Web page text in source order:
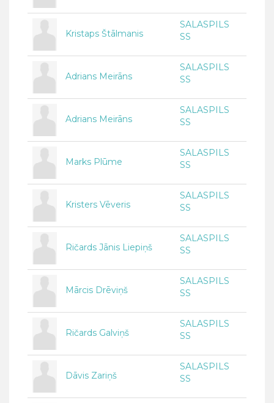
Kristaps Štālmanis
SALASPILS
SS
Adrians Meirāns
SALASPILS
SS
Adrians Meirāns
SALASPILS
SS
Marks Plūme
SALASPILS
SS
Kristers Vēveris
SALASPILS
SS
Ričards Jānis Liepiņš
SALASPILS
SS
Mārcis Drēviņš
SALASPILS
SS
Ričards Galviņš
SALASPILS
SS
Dāvis Zariņš
SALASPILS
SS